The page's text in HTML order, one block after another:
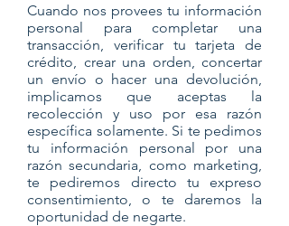
Cuando nos provees tu información
personal para completar una
transacción, verificar tu tarjeta de
crédito, crear una orden, concertar
un envío o hacer una devolución,
implicamos que aceptas la
recolección y uso por esa razón
específica solamente. Si te pedimos
tu información personal por una
razón secundaria, como marketing,
te pediremos directo tu expreso
consentimiento, o te daremos la
oportunidad de negarte.